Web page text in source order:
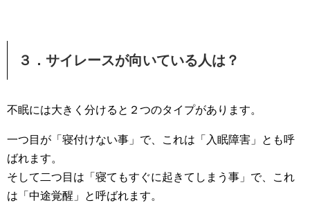
３．サイレースが向いている人は？
不眠には大きく分けると２つのタイプがあります。
一つ目が「寝付けない事」で、これは「入眠障害」とも呼
ばれます。
そして二つ目は「寝てもすぐに起きてしまう事」で、これ
は「中途覚醒」と呼ばれます。